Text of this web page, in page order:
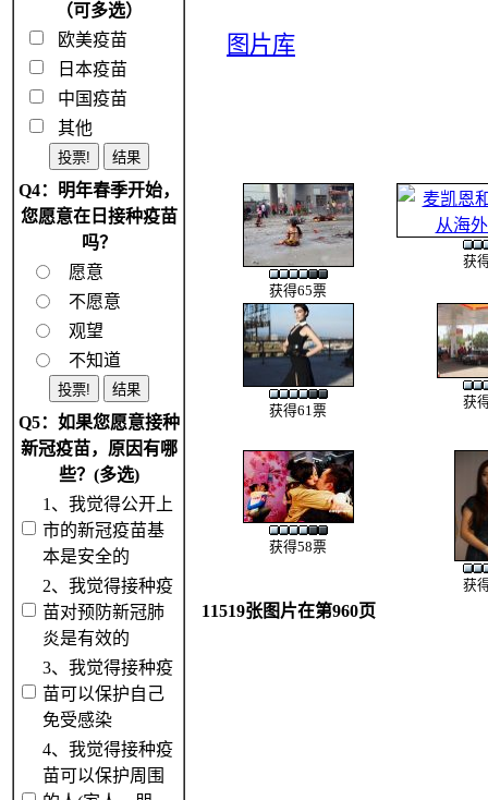
（可多选）
欧美疫苗
日本疫苗
中国疫苗
其他
Q4：明年春季开始，
您愿意在日接种疫苗
吗？
愿意
不愿意
观望
不知道
Q5：如果您愿意接种
新冠疫苗，原因有哪
些？(多选)
1、我觉得公开上
市的新冠疫苗基
本是安全的
2、我觉得接种疫
苗对预防新冠肺
炎是有效的
3、我觉得接种疫
苗可以保护自己
免受感染
4、我觉得接种疫
苗可以保护周围
图片库
获得65票
获
获得61票
获
获得58票
获
11519张图片在第960页